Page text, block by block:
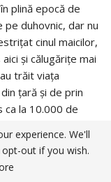
plină epocă de
duhovnic, dar nu
cinul maicilor,
şi călugăriţe mai
trăit viaţa
ţară şi de prin
ca la 10.000 de
nu mai prididea
a reintrodus
Spuneau cei
experience. We'll
out if you wish.